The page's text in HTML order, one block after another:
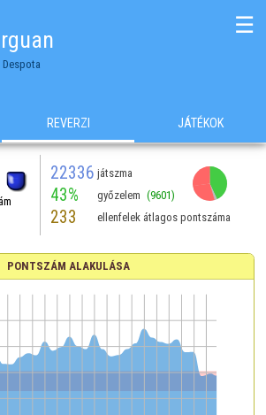
Despota
☰
REVERZI JÁTÉKOK
22336 játszma
43% győzelem (9601)
233 ellenfelek átlagos pontszáma
PONTSZÁM ALAKULÁSA